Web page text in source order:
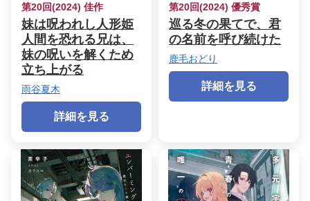
第20回(2024) 佳作
妹は呪われし人形姫
人間を恐れる兄は、
妹の呪いを解くため
立ち上がる
雨谷夏木
詳細を見る
第20回(2024) 優秀賞
巡る冬の果てで、君
の名前を呼び続けた
鹿毛おどり
詳細を見る